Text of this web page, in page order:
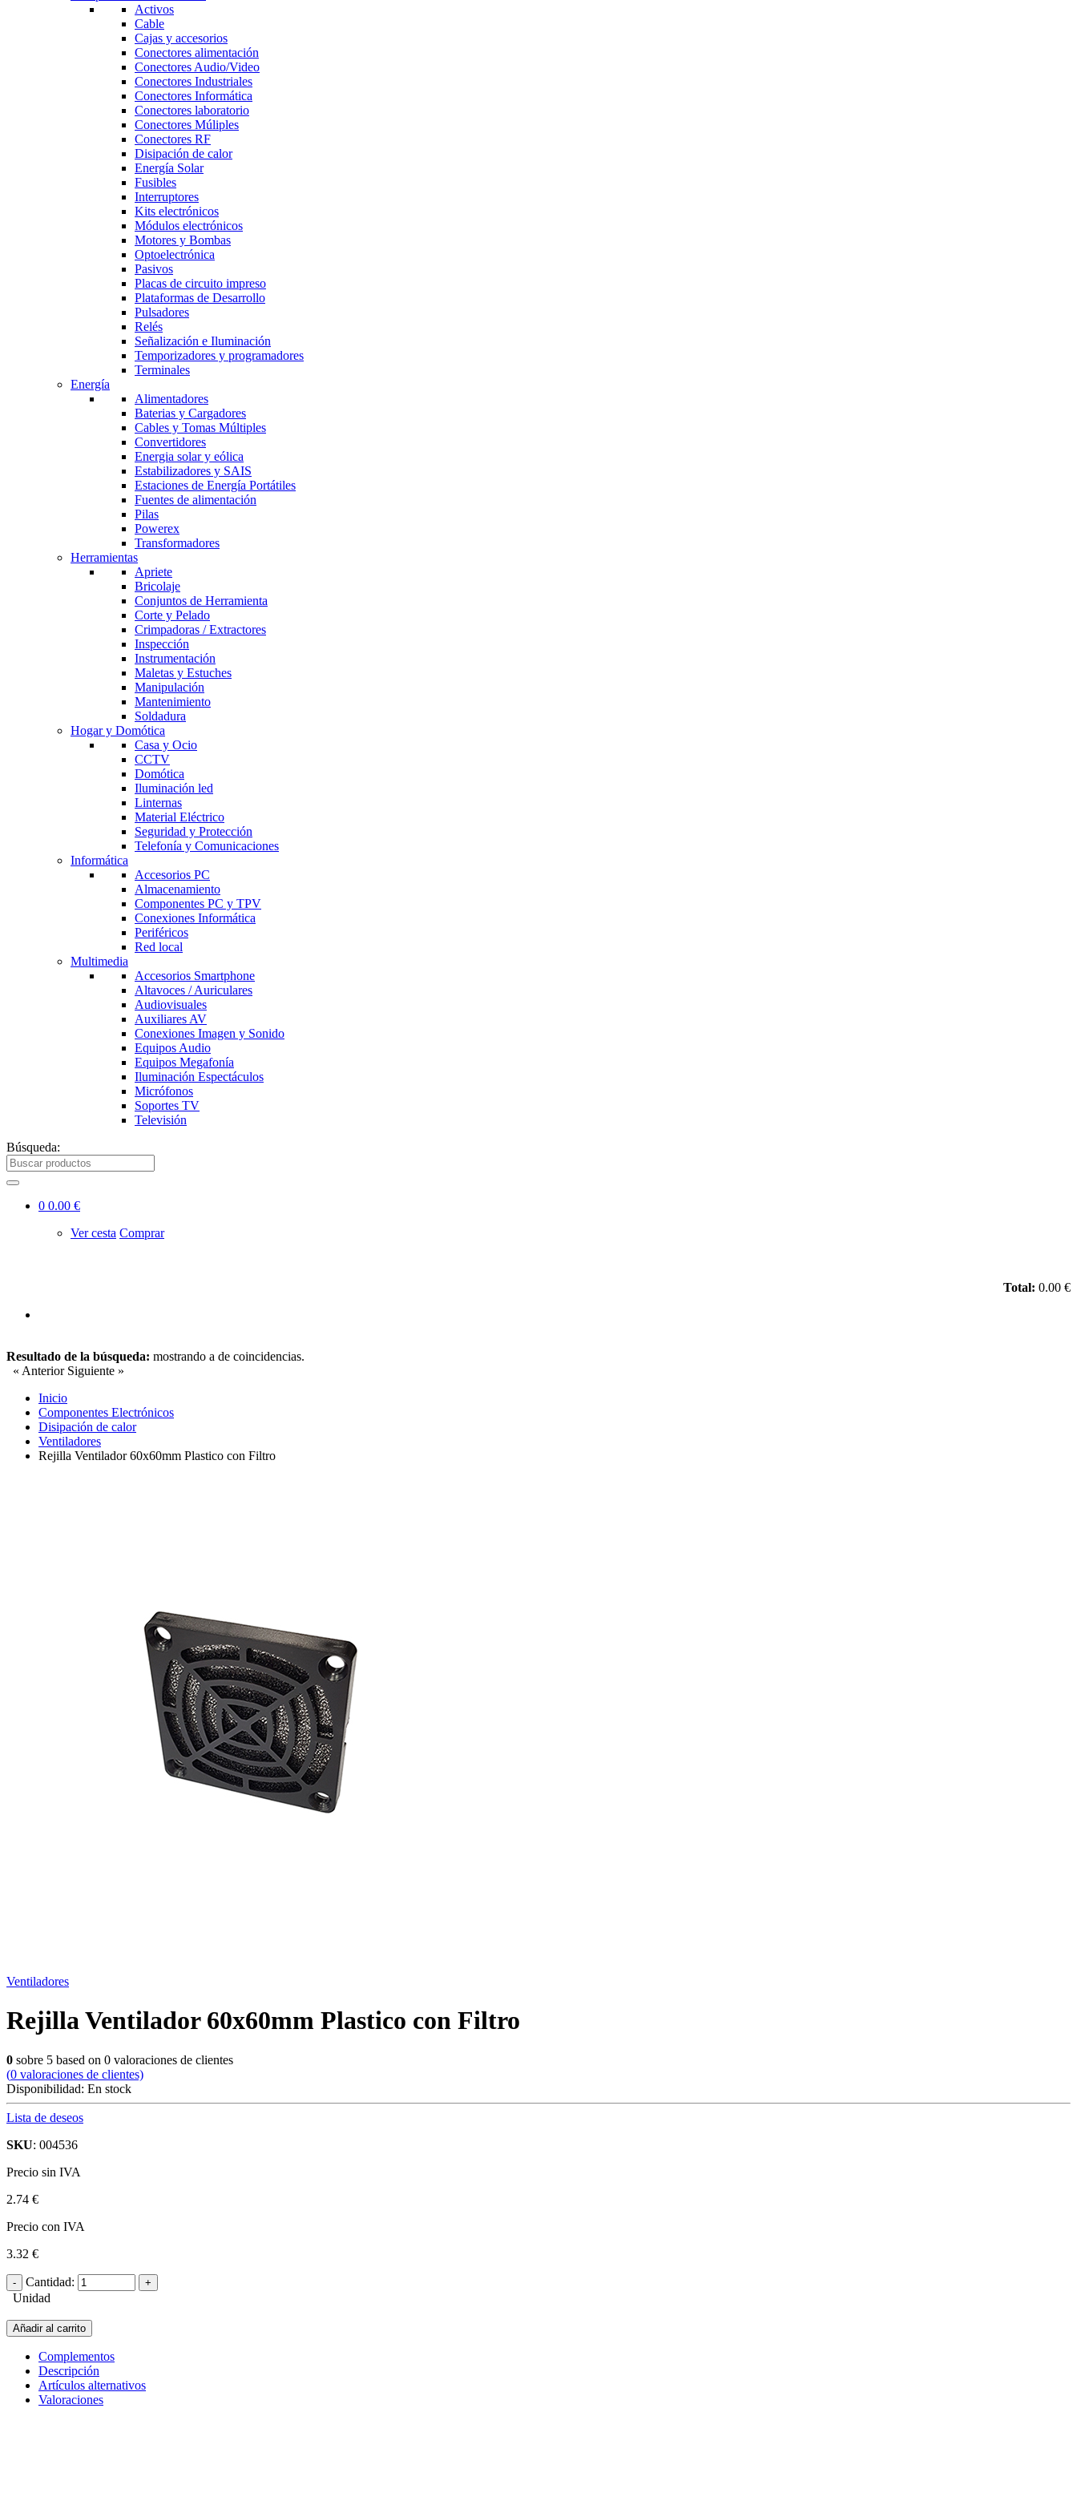
Activos
Cable
Cajas y accesorios
Conectores alimentación
Conectores Audio/Video
Conectores Industriales
Conectores Informática
Conectores laboratorio
Conectores Múliples
Conectores RF
Disipación de calor
Energía Solar
Fusibles
Interruptores
Kits electrónicos
Módulos electrónicos
Motores y Bombas
Optoelectrónica
Pasivos
Placas de circuito impreso
Plataformas de Desarrollo
Pulsadores
Relés
Señalización e Iluminación
Temporizadores y programadores
Terminales
Energía
Alimentadores
Baterias y Cargadores
Cables y Tomas Múltiples
Convertidores
Energia solar y eólica
Estabilizadores y SAIS
Estaciones de Energía Portátiles
Fuentes de alimentación
Pilas
Powerex
Transformadores
Herramientas
Apriete
Bricolaje
Conjuntos de Herramienta
Corte y Pelado
Crimpadoras / Extractores
Inspección
Instrumentación
Maletas y Estuches
Manipulación
Mantenimiento
Soldadura
Hogar y Domótica
Casa y Ocio
CCTV
Domótica
Iluminación led
Linternas
Material Eléctrico
Seguridad y Protección
Telefonía y Comunicaciones
Informática
Accesorios PC
Almacenamiento
Componentes PC y TPV
Conexiones Informática
Periféricos
Red local
Multimedia
Accesorios Smartphone
Altavoces / Auriculares
Audiovisuales
Auxiliares AV
Conexiones Imagen y Sonido
Equipos Audio
Equipos Megafonía
Iluminación Espectáculos
Micrófonos
Soportes TV
Televisión
Búsqueda:
0 0.00 €
Ver cesta Comprar
Total: 0.00 €
Resultado de la búsqueda: mostrando a de coincidencias.
« Anterior Siguiente »
Inicio
Componentes Electrónicos
Disipación de calor
Ventiladores
Rejilla Ventilador 60x60mm Plastico con Filtro
Ventiladores
Rejilla Ventilador 60x60mm Plastico con Filtro
0 sobre 5 based on 0 valoraciones de clientes
(0 valoraciones de clientes)
Disponibilidad: En stock
Lista de deseos
SKU: 004536
Precio sin IVA
2.74 €
Precio con IVA
3.32 €
Cantidad:
Unidad
Añadir al carrito
Complementos
Descripción
Artículos alternativos
Valoraciones